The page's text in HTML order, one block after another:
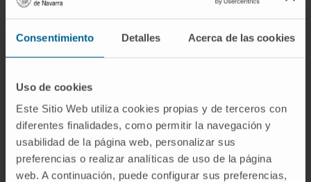
Consentimiento Detalles Acerca de las cookies
Uso de cookies
Este Sitio Web utiliza cookies propias y de terceros con
diferentes finalidades, como permitir la navegación y
usabilidad de la página web, personalizar sus
preferencias o realizar analíticas de uso de la página
web. A continuación, puede configurar sus preferencias,
Dor
DIAGNÓSTICO E TRATAMENTO PERSONALIZADO
Assistência integral